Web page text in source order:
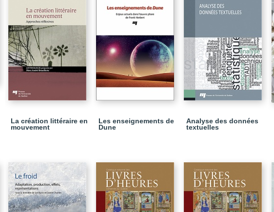
La création littéraire en
mouvement
Les enseignements de
Dune
Analyse des données
textuelles